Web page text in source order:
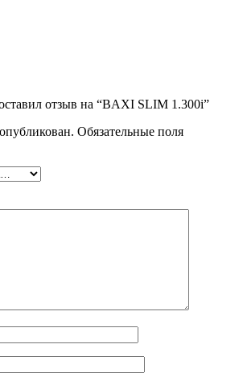
отзыв на “BAXI SLIM 1.300i”
Обязательные поля